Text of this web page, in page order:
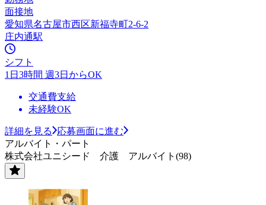
面接地
愛知県名古屋市西区新福寺町2-6-2
庄内通駅
シフト
1日3時間 週3日からOK
交通費支給
未経験OK
詳細を見る
応募画面に進む
アルバイト・パート
株式会社ユニシード 介護 アルバイト(98)